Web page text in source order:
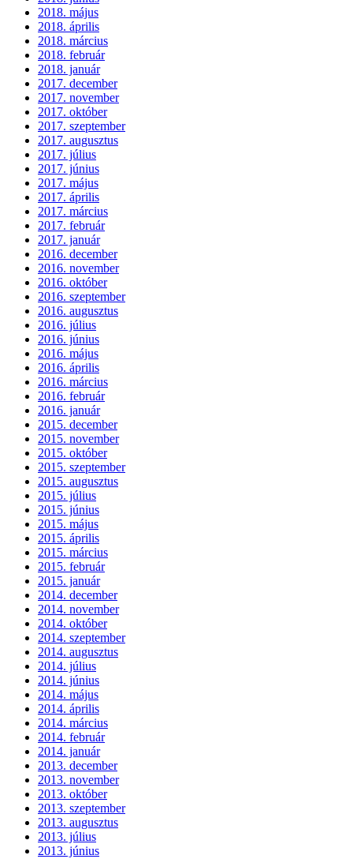
2018. május
2018. április
2018. március
2018. február
2018. január
2017. december
2017. november
2017. október
2017. szeptember
2017. augusztus
2017. július
2017. június
2017. május
2017. április
2017. március
2017. február
2017. január
2016. december
2016. november
2016. október
2016. szeptember
2016. augusztus
2016. július
2016. június
2016. május
2016. április
2016. március
2016. február
2016. január
2015. december
2015. november
2015. október
2015. szeptember
2015. augusztus
2015. július
2015. június
2015. május
2015. április
2015. március
2015. február
2015. január
2014. december
2014. november
2014. október
2014. szeptember
2014. augusztus
2014. július
2014. június
2014. május
2014. április
2014. március
2014. február
2014. január
2013. december
2013. november
2013. október
2013. szeptember
2013. augusztus
2013. július
2013. június